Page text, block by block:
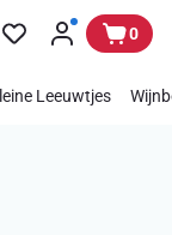
0
Leeuwtjes